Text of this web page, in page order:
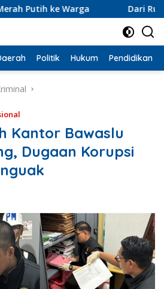
ke Warga Dari Ruang
Politik Hukum Pendidikan
Kantor Bawaslu
Dugaan Korupsi